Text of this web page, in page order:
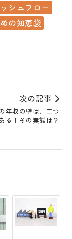
シュフロー
の知恵袋
次の記事
年収の壁は、二つ
る！その実態は？